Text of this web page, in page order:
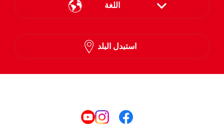
اللغة
English
استبدل البلد